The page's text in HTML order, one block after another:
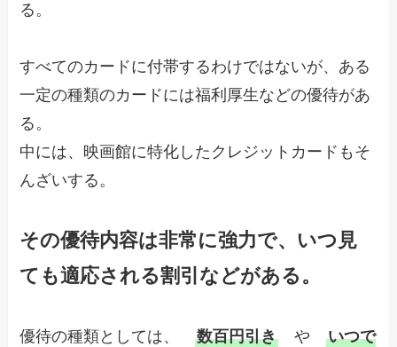
る。
すべてのカードに付帯するわけではないが、ある
一定の種類のカードには福利厚生などの優待があ
る。
中には、映画館に特化したクレジットカードもそ
んざいする。
その優待内容は非常に強力で、いつ見
ても適応される割引などがある。
優待の種類としては、数百円引き やいつで